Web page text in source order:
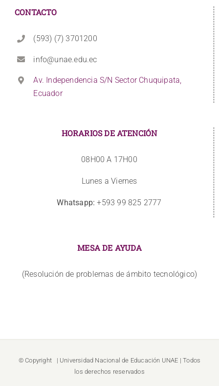
CONTACTO
(593) (7) 3701200
info@unae.edu.ec
Av. Independencia S/N Sector Chuquipata,
Ecuador
HORARIOS DE ATENCIÓN
08H00 A 17H00
Lunes a Viernes
Whatsapp: +593 99 825 2777
MESA DE AYUDA
(Resolución de problemas de ámbito tecnológico)
© Copyright | Universidad Nacional de Educación UNAE | Todos
los derechos reservados